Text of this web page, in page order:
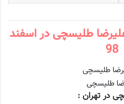
طلیسچی در اسفند
98
طلیسچی
در تهران :